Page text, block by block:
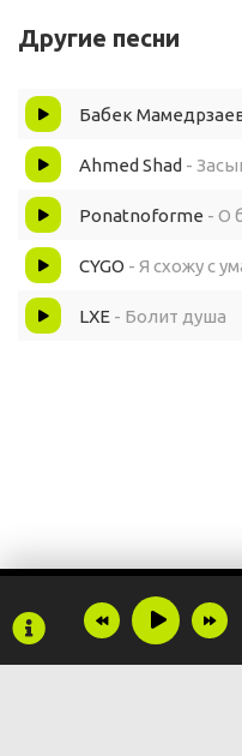
Другие песни
Бабек
Ahmed Shad -
Ponatnoforme - О
CYGO - Я схожу с
LXE - Болит душа